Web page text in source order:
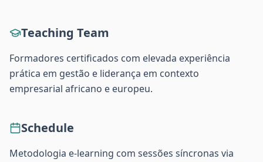
Teaching Team
Formadores certificados com elevada experiência
prática em gestão e liderança em contexto
empresarial africano e europeu.
Schedule
Metodologia e-learning com sessões síncronas via